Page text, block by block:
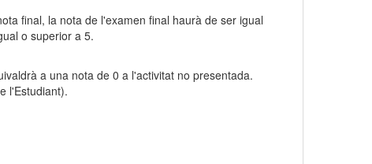
final, la nota de l'examen final haurà de ser igual
o superior a 5.
a una nota de 0 a l'activitat no presentada.
l'Estudiant).